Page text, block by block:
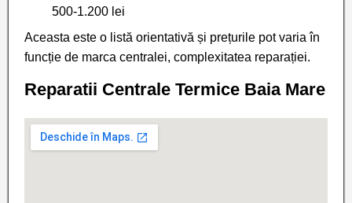
500-1.200 lei
Aceasta este o listă orientativă și prețurile pot varia în
funcție de marca centralei, complexitatea reparației.
Reparatii Centrale Termice Baia Mare